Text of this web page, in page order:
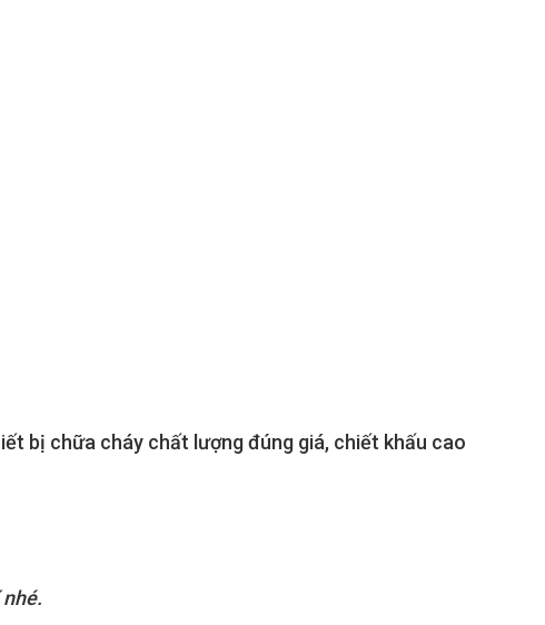
bị chữa cháy chất lượng đúng giá, chiết khấu cao